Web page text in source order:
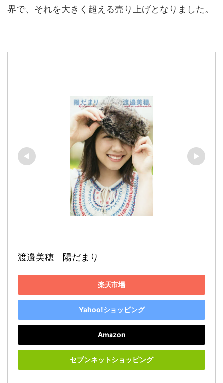
界で、それを大きく超える売り上げとなりました。
渡邉美穂　陽だまり
楽天市場
Yahoo!ショッピング
Amazon
セブンネットショッピング